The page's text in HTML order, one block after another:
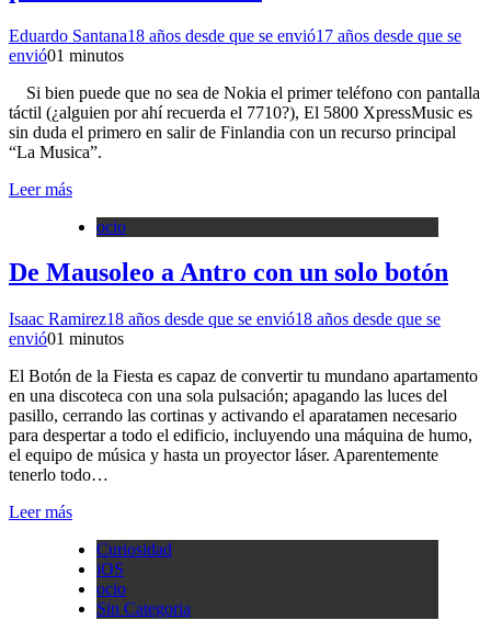
Eduardo Santana18 años desde que se envió17 años desde que se
envió01 minutos
Si bien puede que no sea de Nokia el primer teléfono con pantalla
táctil (¿alguien por ahí recuerda el 7710?), El 5800 XpressMusic es
sin duda el primero en salir de Finlandia con un recurso principal
“La Musica”.
Leer más
ocio
De Mausoleo a Antro con un solo botón
Isaac Ramirez18 años desde que se envió18 años desde que se
envió01 minutos
El Botón de la Fiesta es capaz de convertir tu mundano apartamento
en una discoteca con una sola pulsación; apagando las luces del
pasillo, cerrando las cortinas y activando el aparatamen necesario
para despertar a todo el edificio, incluyendo una máquina de humo,
el equipo de música y hasta un proyector láser. Aparentemente
tenerlo todo…
Leer más
Curiosidad
iOS
ocio
Sin Categoria